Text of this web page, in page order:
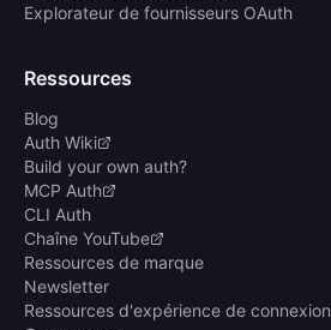
Explorateur de fournisseurs OAuth
Ressources
Blog
Auth Wiki
Build your own auth?
MCP Auth
CLI Auth
Chaîne YouTube
Ressources de marque
Newsletter
Ressources d'expérience de connexion